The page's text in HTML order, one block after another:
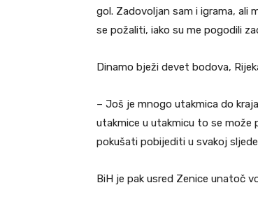
gol. Zadovoljan sam i igrama, ali
se požaliti, iako su me pogodili
Dinamo bježi devet bodova,
– Još je mnogo utakmica do
utakmice u utakmicu to se može
pokušati pobijediti u svakoj
BiH je pak usred Zenice unatoč